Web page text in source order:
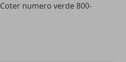
numero verde 800-